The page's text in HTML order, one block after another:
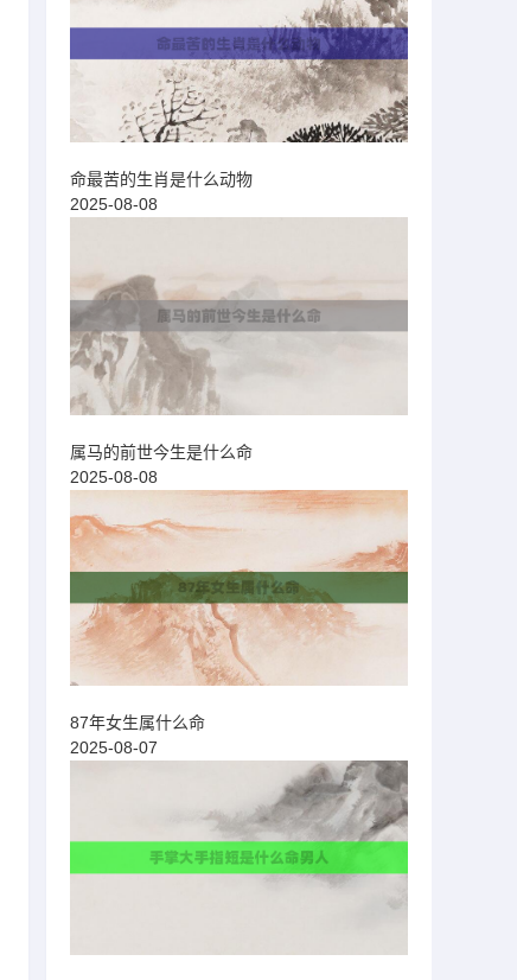
命最苦的生肖是什么动物
2025-08-08
属马的前世今生是什么命
2025-08-08
87年女生属什么命
2025-08-07